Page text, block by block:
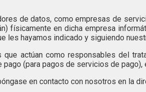
de datos, como empresas de
físicamente en dicha empresa
les hayamos indicado y siguiendo
actúan como responsables del
(para pagos de servicios de pago),
en contacto con nosotros en la